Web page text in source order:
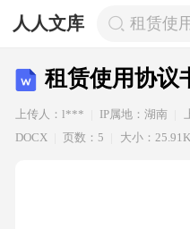
人人文库 租赁使
租赁使用协议
上传人：l*** IP属地：湖南
DOCX
页数：5 大小：